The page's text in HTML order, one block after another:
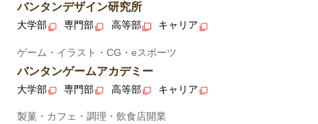
バンタンデザイン研究所
大学部 専門部 高等部 キャリア
ゲーム・イラスト・CG・eスポーツ
バンタンゲームアカデミー
大学部 専門部 高等部 キャリア
製菓・カフェ・調理・飲食店開業